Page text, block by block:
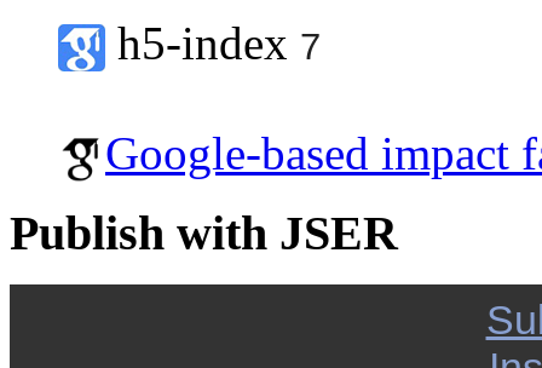
h5-index 7
Google-based impact
Publish with JSER